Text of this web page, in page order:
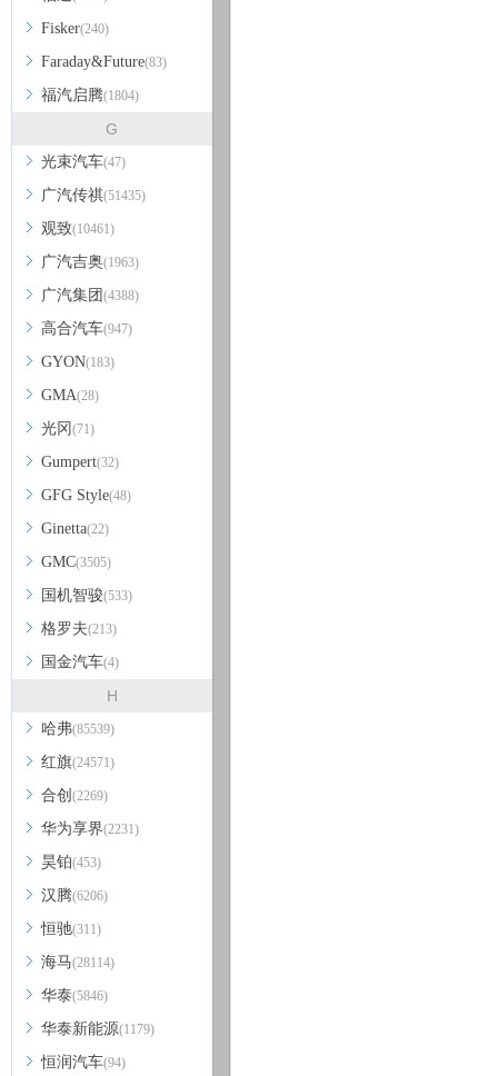
Fisker(240)
Faraday&Future(83)
福汽启腾(1804)
G
光束汽车(47)
广汽传祺(51435)
观致(10461)
广汽吉奥(1963)
广汽集团 (4388)
高合汽车(947)
GYON(183)
GMA(28)
光冈 (71)
Gumpert(32)
GFG Style(48)
Ginetta(22)
GMC(3505)
国机智骏(533)
格罗夫(213)
国金汽车(4)
H
哈弗(85539)
红旗(24571)
合创 (2269)
华为享界(2231)
昊铂(453)
汉腾(6206)
恒驰(311)
海马(28114)
华泰(5846)
华泰新能源(1179)
恒润汽车(94)